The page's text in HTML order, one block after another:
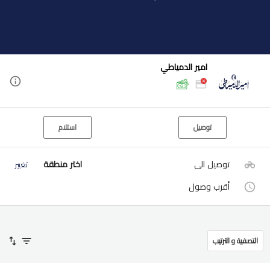
امير الدمياطي
توصيل استلام
توصيل الى اختر منطقة تغيير
أقرب وصول
التصفية و الترتيب